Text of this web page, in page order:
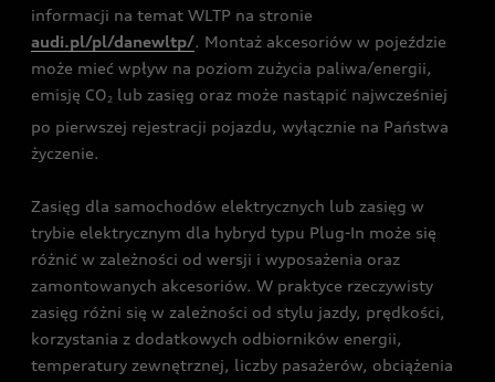
informacji na temat WLTP na stronie
audi.pl/pl/danewltp/. Montaż akcesoriów w pojeździe
może mieć wpływ na poziom zużycia paliwa/energii,
emisję CO2 lub zasięg oraz może nastąpić najwcześniej
po pierwszej rejestracji pojazdu, wyłącznie na Państwa
życzenie.
Zasięg dla samochodów elektrycznych lub zasięg w
trybie elektrycznym dla hybryd typu Plug-In może się
różnić w zależności od wersji i wyposażenia oraz
zamontowanych akcesoriów. W praktyce rzeczywisty
zasięg różni się w zależności od stylu jazdy, prędkości,
korzystania z dodatkowych odbiorników energii,
temperatury zewnętrznej, liczby pasażerów, obciążenia